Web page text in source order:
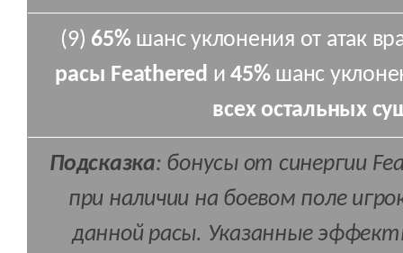
(9) 65%шанс уклонения от атак
расы Feathered и 45%шанс
всех остальных
Подсказка: бонусы от синергии
при наличии на боевом поле
данной расы. Указанные